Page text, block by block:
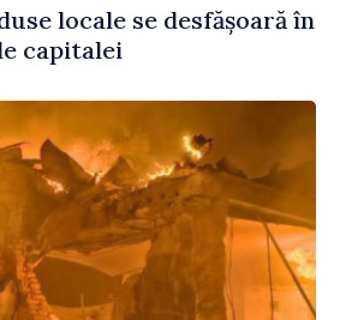
locale se desfășoară în
capitalei